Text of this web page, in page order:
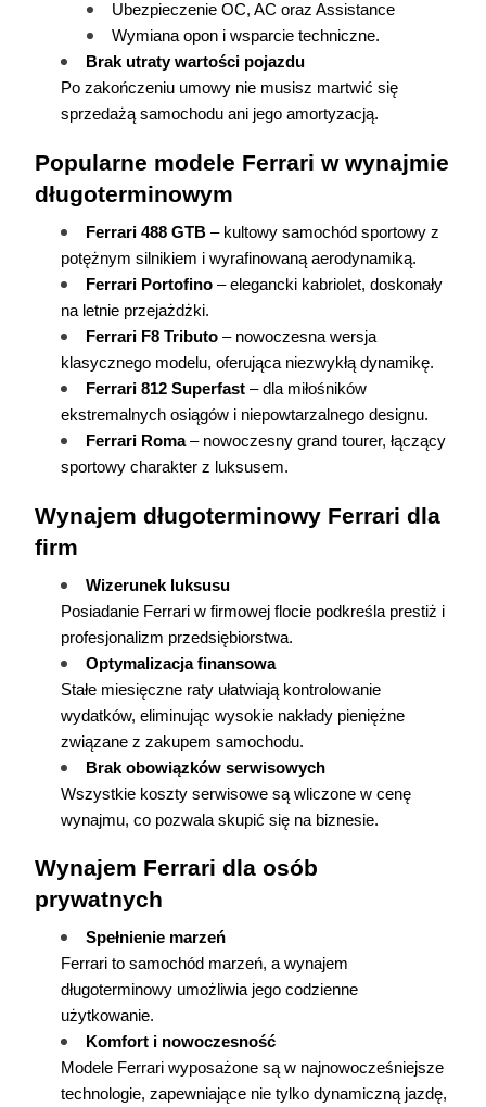
Ubezpieczenie OC, AC oraz Assistance
Wymiana opon i wsparcie techniczne.
Brak utraty wartości pojazdu
Po zakończeniu umowy nie musisz martwić się
sprzedażą samochodu ani jego amortyzacją.
Popularne modele Ferrari w wynajmie
długoterminowym
Ferrari 488 GTB – kultowy samochód sportowy z
potężnym silnikiem i wyrafinowaną aerodynamiką.
Ferrari Portofino – elegancki kabriolet, doskonały
na letnie przejażdżki.
Ferrari F8 Tributo – nowoczesna wersja
klasycznego modelu, oferująca niezwykłą dynamikę.
Ferrari 812 Superfast – dla miłośników
ekstremalnych osiągów i niepowtarzalnego designu.
Ferrari Roma – nowoczesny grand tourer, łączący
sportowy charakter z luksusem.
Wynajem długoterminowy Ferrari dla
firm
Wizerunek luksusu
Posiadanie Ferrari w firmowej flocie podkreśla prestiż i
profesjonalizm przedsiębiorstwa.
Optymalizacja finansowa
Stałe miesięczne raty ułatwiają kontrolowanie
wydatków, eliminując wysokie nakłady pieniężne
związane z zakupem samochodu.
Brak obowiązków serwisowych
Wszystkie koszty serwisowe są wliczone w cenę
wynajmu, co pozwala skupić się na biznesie.
Wynajem Ferrari dla osób
prywatnych
Spełnienie marzeń
Ferrari to samochód marzeń, a wynajem
długoterminowy umożliwia jego codzienne
użytkowanie.
Komfort i nowoczesność
Modele Ferrari wyposażone są w najnowocześniejsze
technologie, zapewniające nie tylko dynamiczną jazdę,